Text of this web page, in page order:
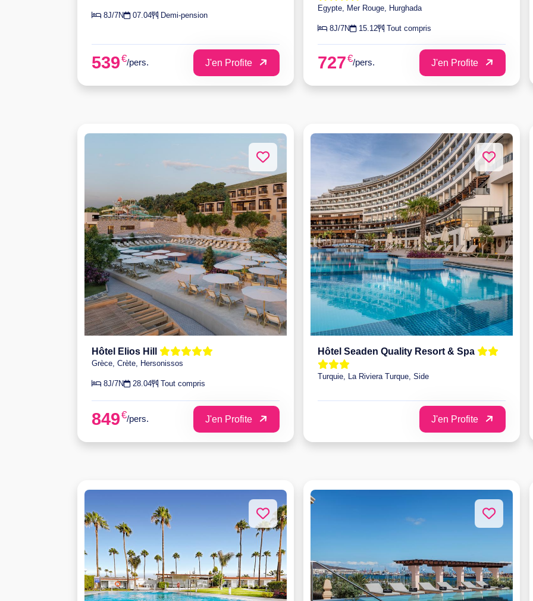
8J/7N 07.04 Demi-pension
539€/pers. J'en Profite
Egypte, Mer Rouge, Hurghada
8J/7N 15.12 Tout compris
727€/pers. J'en Profite
Hôtel Elios Hill
Grèce, Crète, Hersonissos
8J/7N 28.04 Tout compris
849€/pers. J'en Profite
Hôtel Seaden Quality Resort & Spa
Turquie, La Riviera Turque, Side
J'en Profite